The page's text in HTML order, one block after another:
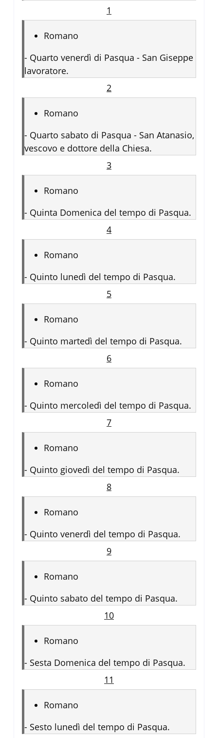
1
Romano
- Quarto venerdì di Pasqua - San Giseppe
lavoratore.
2
Romano
- Quarto sabato di Pasqua - San Atanasio,
vescovo e dottore della Chiesa.
3
Romano
- Quinta Domenica del tempo di Pasqua.
4
Romano
- Quinto lunedì del tempo di Pasqua.
5
Romano
- Quinto martedì del tempo di Pasqua.
6
Romano
- Quinto mercoledì del tempo di Pasqua.
7
Romano
- Quinto giovedì del tempo di Pasqua.
8
Romano
- Quinto venerdì del tempo di Pasqua.
9
Romano
- Quinto sabato del tempo di Pasqua.
10
Romano
- Sesta Domenica del tempo di Pasqua.
11
Romano
- Sesto lunedì del tempo di Pasqua.